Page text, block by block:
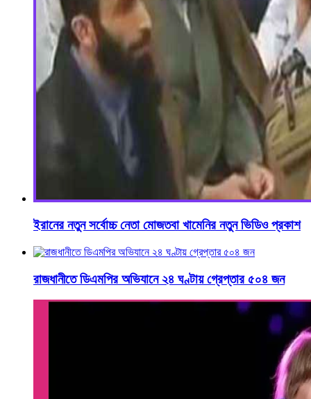
ইরানের নতুন সর্বোচ্চ নেতা মোজতবা খামেনির নতুন ভিডিও প্রকাশ
রাজধানীতে ডিএমপির অভিযানে ২৪ ঘণ্টায় গ্রেপ্তার ৫০৪ জন